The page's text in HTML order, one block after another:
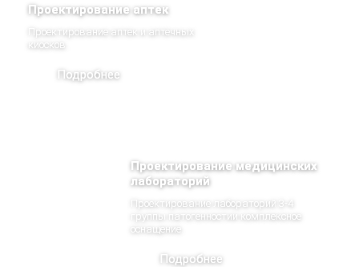
Проектирование аптек
Проектирование аптек и аптечных
киосков.
Подробнее
Проектирование медицинских
лабораторий
Проектирование лабораторий 3-4
группы патогенностии комплексное
оснащение.
Подробнее